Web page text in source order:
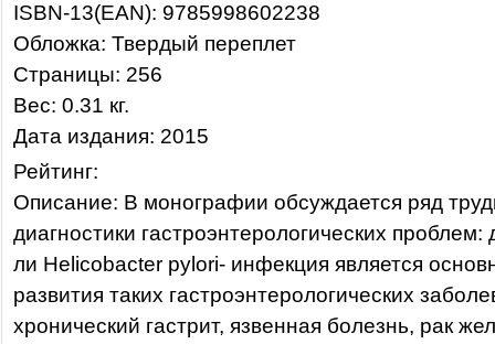
ISBN-13(EAN): 9785998602238
Обложка: Твердый переплет
Страницы: 256
Вес: 0.31 кг.
Дата издания: 2015
Рейтинг:
Описание: В монографии обсуждается ряд
диагностики гастроэнтерологических проблем:
ли Helicobacter pylori- инфекция является
развития таких гастроэнтерологических
хронический гастрит, язвенная болезнь, рак